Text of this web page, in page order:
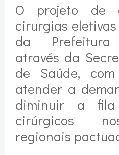
O projeto de
cirurgias
da
através da
de Saúde,
atender a
diminuir a
cirúrgicos
regionais